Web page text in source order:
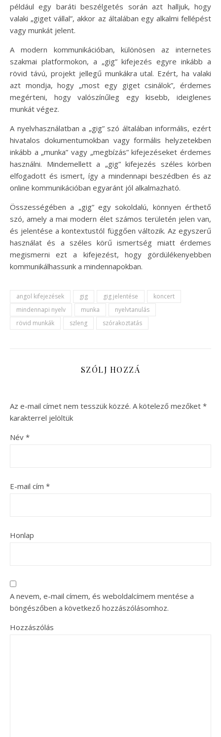
például egy baráti beszélgetés során azt halljuk, hogy
valaki „giget vállal”, akkor az általában egy alkalmi fellépést
vagy munkát jelent.
A modern kommunikációban, különösen az internetes
szakmai platformokon, a „gig” kifejezés egyre inkább a
rövid távú, projekt jellegű munkákra utal. Ezért, ha valaki
azt mondja, hogy „most egy giget csinálok”, érdemes
megérteni, hogy valószínűleg egy kisebb, ideiglenes
munkát végez.
A nyelvhasználatban a „gig” szó általában informális, ezért
hivatalos dokumentumokban vagy formális helyzetekben
inkább a „munka” vagy „megbízás” kifejezéseket érdemes
használni. Mindemellett a „gig” kifejezés széles körben
elfogadott és ismert, így a mindennapi beszédben és az
online kommunikációban egyaránt jól alkalmazható.
Összességében a „gig” egy sokoldalú, könnyen érthető
szó, amely a mai modern élet számos területén jelen van,
és jelentése a kontextustól függően változik. Az egyszerű
használat és a széles körű ismertség miatt érdemes
megismerni ezt a kifejezést, hogy gördülékenyebben
kommunikálhassunk a mindennapokban.
angol kifejezések gig gig jelentése
koncert
mindennapi nyelv
munka
nyelvtanulás
rövid munkák
szleng szórakoztatás
SZÓLJ HOZZÁ
Az e-mail címet nem tesszük közzé. A kötelező mezőket *
karakterrel jelöltük
Név *
E-mail cím *
Honlap
A nevem, e-mail címem, és weboldalcímem mentése a
böngészőben a következő hozzászólásomhoz.
Hozzászólás